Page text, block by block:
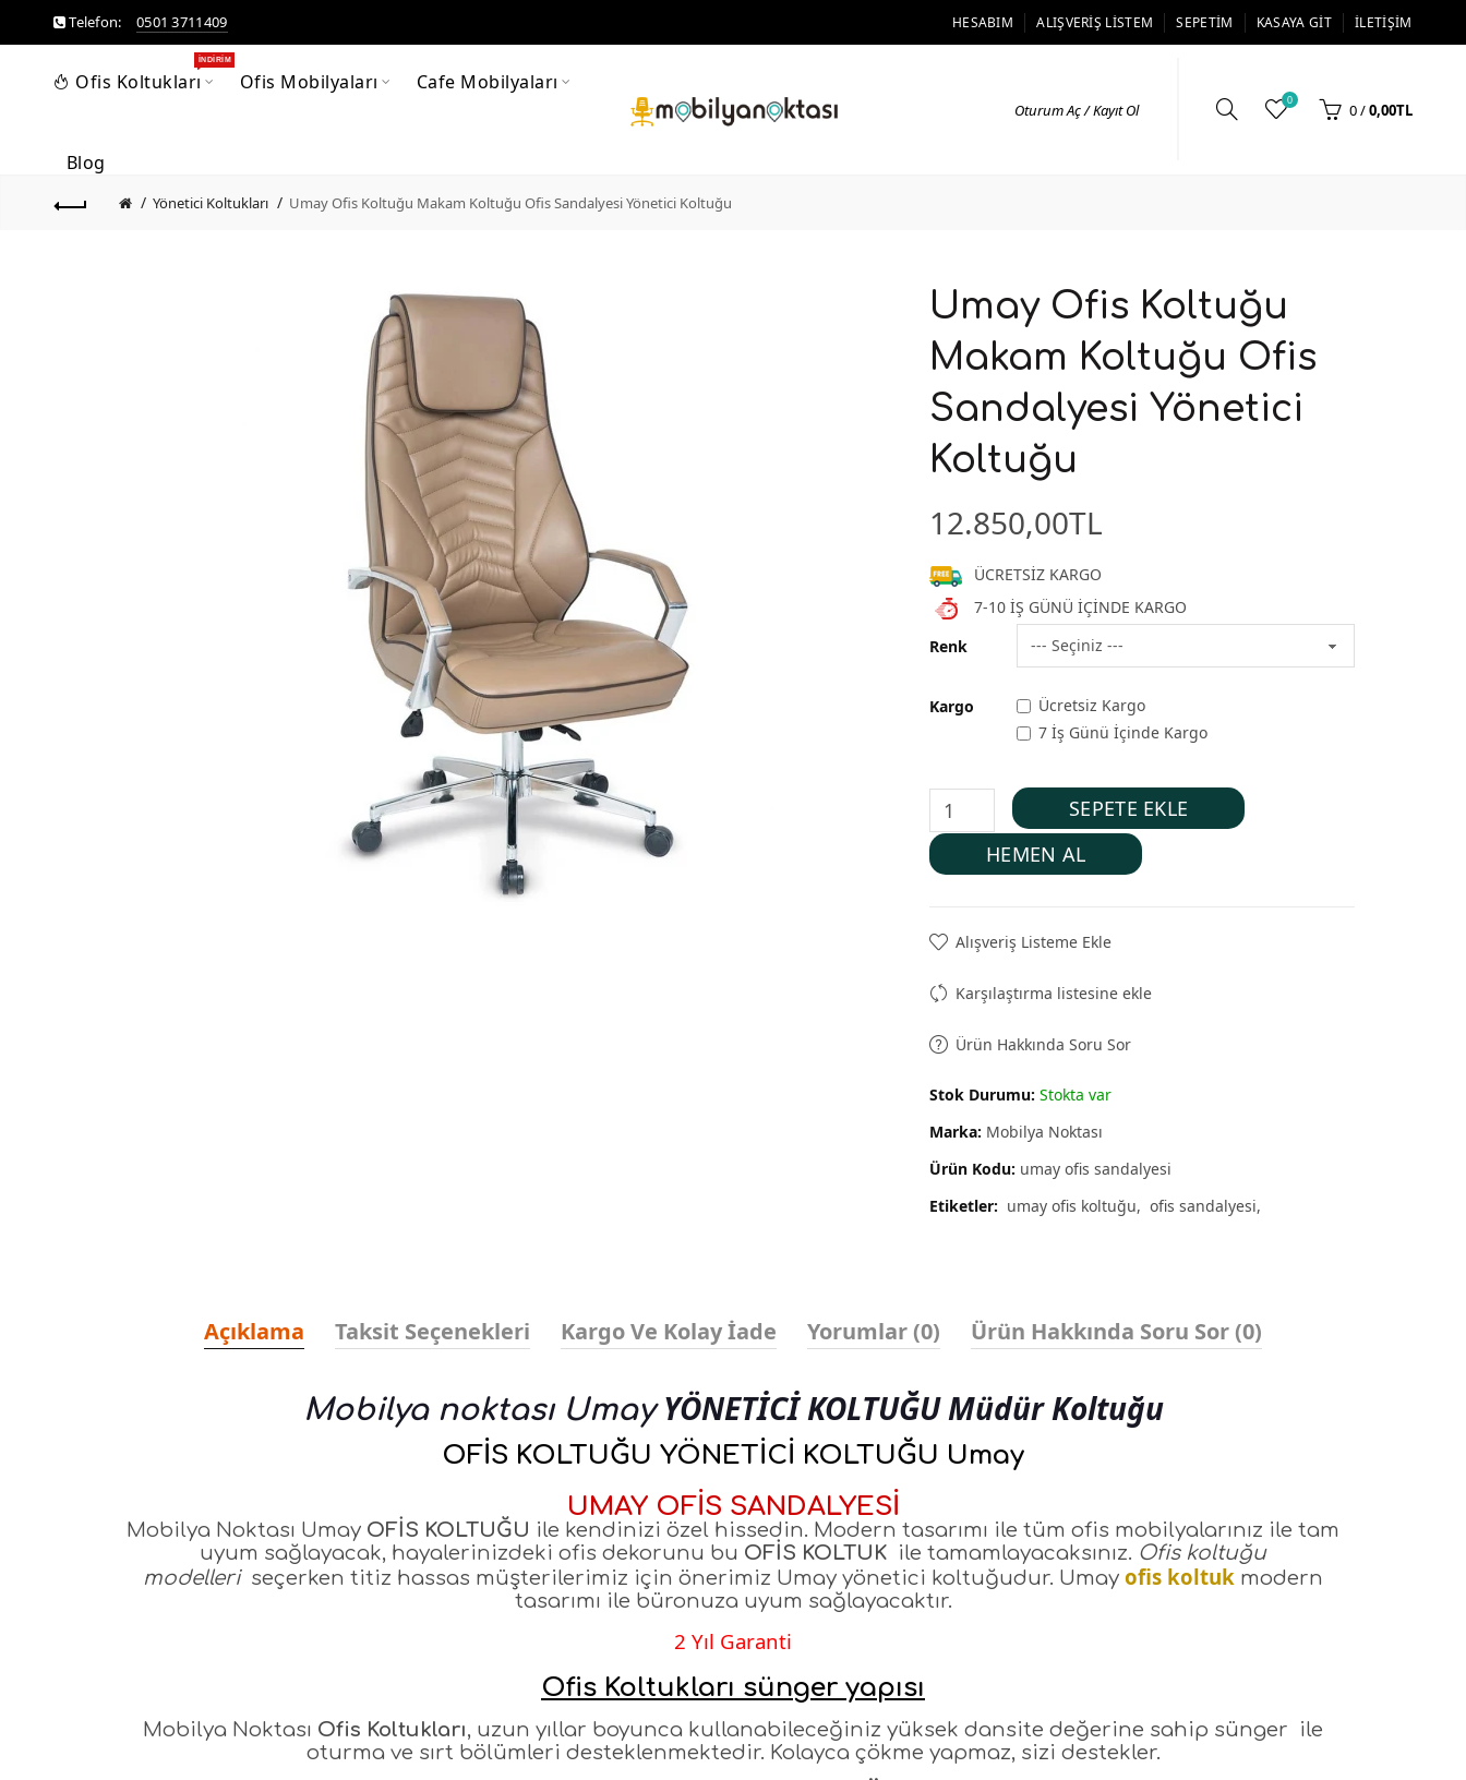
Telefon: 0501 3711409 HESABIM ALIŞVERIŞ LISTEM SEPETIM KASAYA GIT İLETIŞIM
Ofis Koltukları
İNDIRIM
Ofis Mobilyaları Cafe Mobilyaları
Blog
Oturum Aç / Kayıt Ol 0 0/0,00TL
Yönetici Koltukları Umay Ofis Koltuğu Makam Koltuğu Ofis Sandalyesi Yönetici Koltuğu
Umay Ofis Koltuğu
Makam Koltuğu Ofis
Sandalyesi Yönetici
Koltuğu
12.850,00TL
ÜCRETSİZ KARGO
7-10 İŞ GÜNÜ İÇİNDE KARGO
Renk
Kargo
Ücretsiz Kargo
7 İş Günü İçinde Kargo
SEPETE EKLE
HEMEN AL
Alışveriş Listeme Ekle
Karşılaştırma listesine ekle
Ürün Hakkında Soru Sor
Stok Durumu: Stokta var
Marka: Mobilya Noktası
Ürün Kodu: umay ofis sandalyesi
Etiketler: umay ofis koltuğu ofis sandalyesi
Açıklama Taksit Seçenekleri Kargo Ve Kolay İade Yorumlar (0) Ürün Hakkında Soru Sor (0)
Mobilya noktası UmayYÖNETİCİ KOLTUĞU Müdür Koltuğu
OFİS KOLTUĞU YÖNETİCİ KOLTUĞU Umay
UMAY OFİS SANDALYESİ
Mobilya Noktası Umay OFİS KOLTUĞU ile kendinizi özel hissedin. Modern tasarımı ile tüm ofis mobilyalarınız ile tam
uyum sağlayacak, hayalerinizdeki ofis dekorunu bu OFİS KOLTUK ile tamamlayacaksınız. Ofis koltuğu
modelleri seçerken titiz hassas müşterilerimiz için önerimiz Umay yönetici koltuğudur. Umay ofis koltuk modern
tasarımı ile büronuza uyum sağlayacaktır.
2 Yıl Garanti
Ofis Koltukları sünger yapısı
Mobilya Noktası Ofis Koltukları, uzun yıllar boyunca kullanabileceğiniz yüksek dansite değerine sahip sünger ile
oturma ve sırt bölümleri desteklenmektedir. Kolayca çökme yapmaz, sizi destekler.